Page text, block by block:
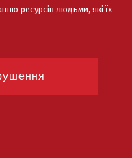
ресурсів людьми, які їх